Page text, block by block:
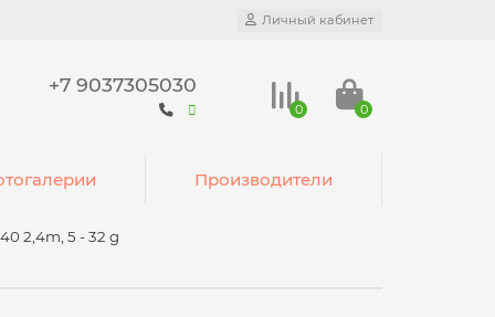
Личный кабинет
+7 9037305030
0 0
Производители
2,4m, 5 - 32 g